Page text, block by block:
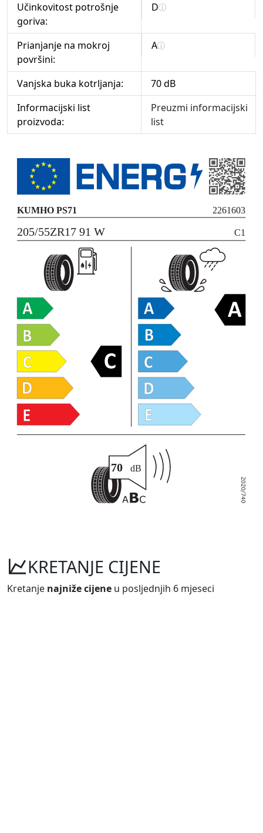
Učinkovitost potrošnje
goriva:
D
Prianjanje na mokroj
površini:
A
Vanjska buka kotrljanja:
70 dB
Informacijski list
proizvoda:
Preuzmi informacijski
list
KRETANJE CIJENE
Kretanje najniže cijene u posljednjih 6 mjeseci